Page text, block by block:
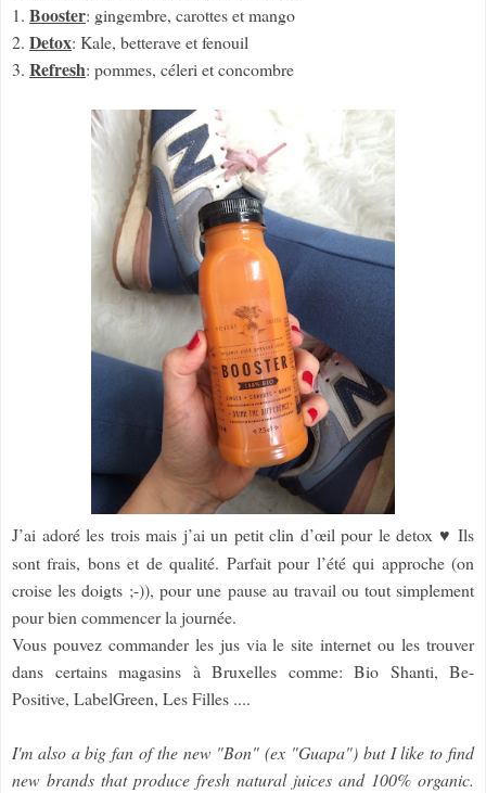
1. Booster: gingembre, carottes et mango
2. Detox: Kale, betterave et fenouil
3. Refresh: pommes, céleri et concombre
J’ai adoré les trois mais j’ai un petit clin d’œil pour le detox ♥ Ils
sont frais, bons et de qualité. Parfait pour l’été qui approche (on
croise les doigts ;-)), pour une pause au travail ou tout simplement
pour bien commencer la journée.
Vous pouvez commander les jus via le site internet ou les trouver
dans certains magasins à Bruxelles comme: Bio Shanti, Be-
Positive, LabelGreen, Les Filles ....
I'm also a big fan of the new "Bon" (ex "Guapa") but I like to find
new brands that produce fresh natural juices and 100% organic.